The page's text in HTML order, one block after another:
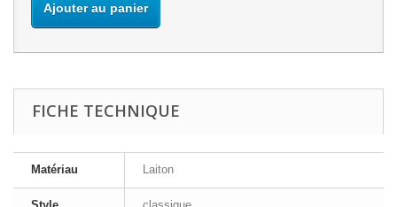
Ajouter au panier
FICHE TECHNIQUE
Matériau Laiton